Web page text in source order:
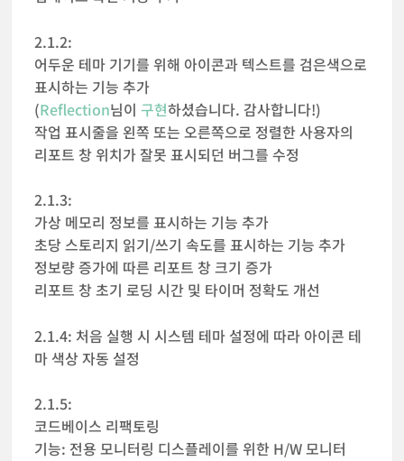
2.1.2:
어두운 테마 기기를 위해 아이콘과 텍스트를 검은색으로
표시하는 기능 추가
(Reflection님이구현하셨습니다. 감사합니다!)
작업 표시줄을 왼쪽 또는 오른쪽으로 정렬한 사용자의
리포트 창 위치가 잘못 표시되던 버그를 수정
2.1.3:
가상 메모리 정보를 표시하는 기능 추가
초당 스토리지 읽기/쓰기 속도를 표시하는 기능 추가
정보량 증가에 따른 리포트 창 크기 증가
리포트 창 초기 로딩 시간 및 타이머 정확도 개선
2.1.4: 처음 실행 시 시스템 테마 설정에 따라 아이콘 테
마 색상 자동 설정
2.1.5:
코드베이스 리팩토링
기능: 전용 모니터링 디스플레이를 위한 H/W 모니터